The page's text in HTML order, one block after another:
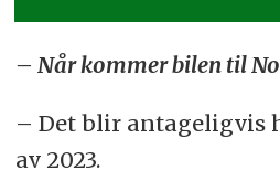
– Når kommer bilen til
– Det blir antageligvis
av 2023.